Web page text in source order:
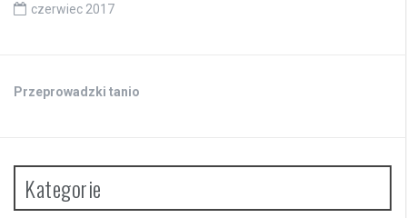
czerwiec 2017
Przeprowadzki tanio
Kategorie